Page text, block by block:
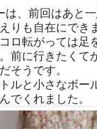
は、前回はあと
りも自在にでき
ロ転がっては足
前に行きたくて
そうです。
ルと小さなボー
でくれました。